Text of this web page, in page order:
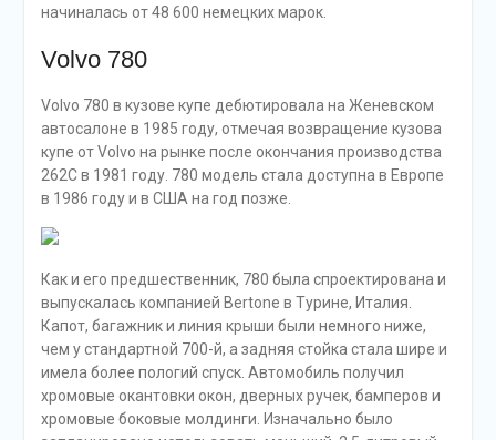
начиналась от 48 600 немецких марок.
Volvo 780
Volvo 780 в кузове купе дебютировала на Женевском
автосалоне в 1985 году, отмечая возвращение кузова
купе от Volvo на рынке после окончания производства
262C в 1981 году. 780 модель стала доступна в Европе
в 1986 году и в США на год позже.
Как и его предшественник, 780 была спроектирована и
выпускалась компанией Bertone в Турине, Италия.
Капот, багажник и линия крыши были немного ниже,
чем у стандартной 700-й, а задняя стойка стала шире и
имела более пологий спуск. Автомобиль получил
хромовые окантовки окон, дверных ручек, бамперов и
хромовые боковые молдинги. Изначально было